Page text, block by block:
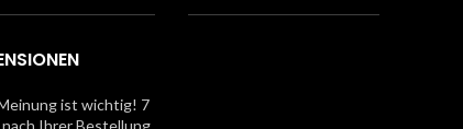
ist wichtig! 7